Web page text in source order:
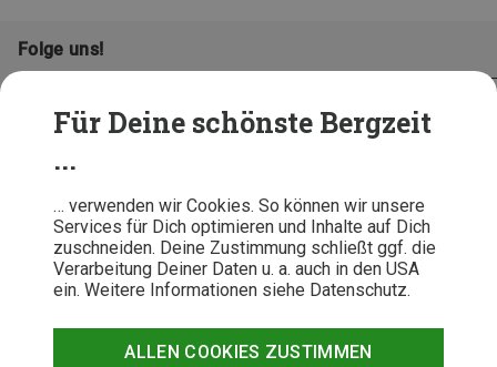
Für Deine schönste Bergzeit
...
… verwenden wir Cookies. So können wir unsere
Services für Dich optimieren und Inhalte auf Dich
zuschneiden. Deine Zustimmung schließt ggf. die
Verarbeitung Deiner Daten u. a. auch in den USA
ein. Weitere Informationen siehe Datenschutz.
ALLEN COOKIES ZUSTIMMEN
Folge uns!